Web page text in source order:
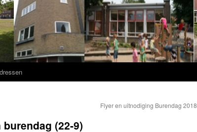
Flyer en uitnodiging Burendag 2018
(22-9)